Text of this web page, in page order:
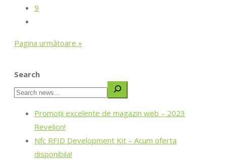
9
Pagina următoare »
Search
Promoții excelente de magazin web – 2023
Revelion!
Nfc RFID Development Kit – Acum oferta
disponibila!